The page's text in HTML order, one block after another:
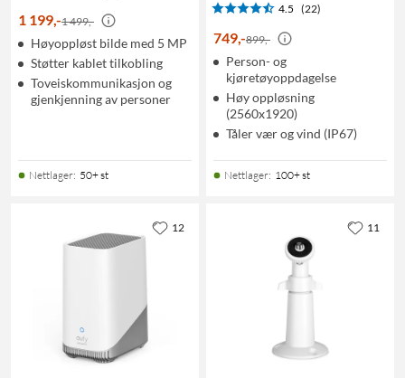
1 199-1 499,-
Høyoppløst bilde med 5 MP
Støtter kablet tilkobling
Toveiskommunikasjon og
gjenkjenning av personer
Nettlager: 50+ st
4.5 (22)
749-899,-
Person- og
kjøretøyoppdagelse
Høy oppløsning
(2560x1920)
Tåler vær og vind (IP67)
Nettlager: 100+ st
12 11